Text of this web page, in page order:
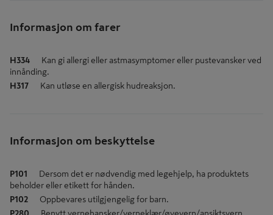
Informasjon om farer
H334
Kan gi allergi eller astmasymptomer eller pustevansker ved
innånding.
H317
Kan utløse en allergisk hudreaksjon.
Informasjon om beskyttelse
P101
Dersom det er nødvendig med legehjelp, ha produktets
beholder eller etikett for hånden.
P102
Oppbevares utilgjengelig for barn.
P280
Benytt vernehansker/verneklær/øyevern/ansiktsvern.